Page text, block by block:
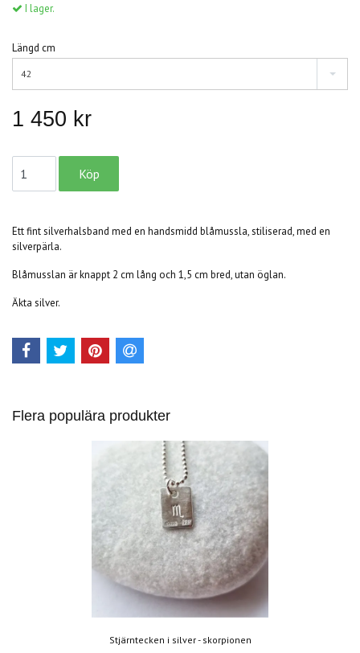
I lager.
Längd cm
42
1 450 kr
Ett fint silverhalsband med en handsmidd blåmussla, stiliserad, med en
silverpärla.
Blåmusslan är knappt 2 cm lång och 1,5 cm bred, utan öglan.
Äkta silver.
Flera populära produkter
Stjärntecken i silver - skorpionen